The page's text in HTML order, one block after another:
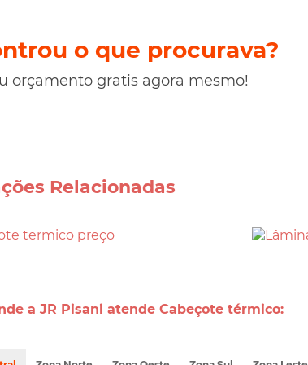
o que procurava?
orçamento gratis agora mesmo!
Relacionadas
a JR Pisani atende Cabeçote térmico: